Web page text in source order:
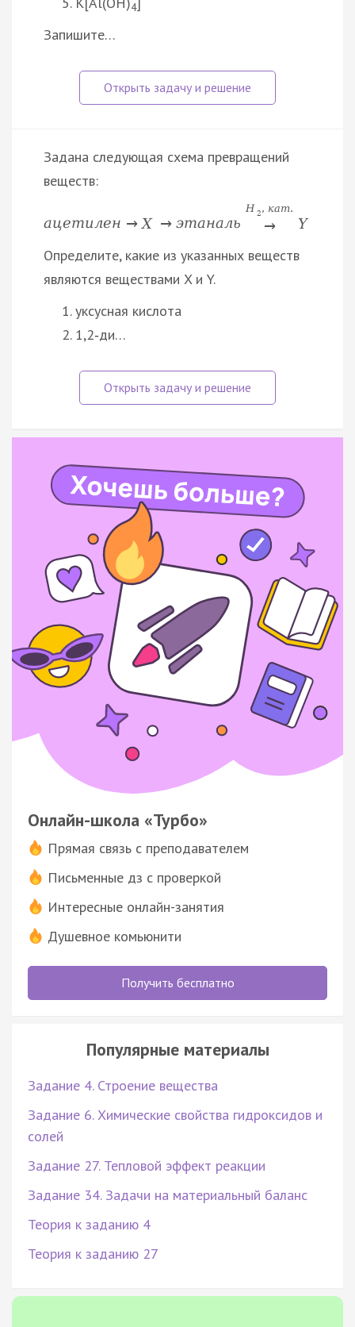
4
Запишите…
Задана следующая схема превращений
веществ:
ацетилен → X → этаналь
H 2 , кат.
→ Y
Определите, какие из указанных веществ
являются веществами X и Y.
уксусная кислота
1,2‑ди…
Онлайн-школа «Турбо»
Прямая связь с преподавателем
Письменные дз с проверкой
Интересные онлайн-занятия
Душевное комьюнити
Получить бесплатно
Популярные материалы
Задание 4. Строение вещества
Задание 6. Химические свойства гидроксидов и
солей
Задание 27. Тепловой эффект реакции
Задание 34. Задачи на материальный баланс
Теория к заданию 4
Теория к заданию 27